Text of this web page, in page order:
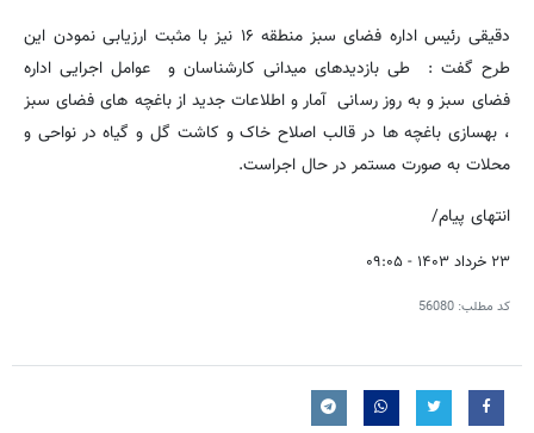
دقیقی رئیس اداره فضای سبز منطقه ۱۶ نیز با مثبت ارزیابی نمودن این
طرح گفت : طی بازدیدهای میدانی کارشناسان و عوامل اجرایی اداره
فضای سبز و به روز رسانی آمار و اطلاعات جدید از باغچه های فضای سبز
، بهسازی باغچه ها در قالب اصلاح خاک و کاشت گل و گیاه در نواحی و
محلات به صورت مستمر در حال اجراست.
انتهای پیام/
۲۳ خرداد ۱۴۰۳ - ۰۹:۰۵
کد مطلب: 56080